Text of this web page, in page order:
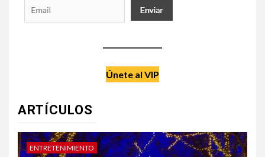
Únete al VIP
ARTÍCULOS
DATE UN CAPRICHO